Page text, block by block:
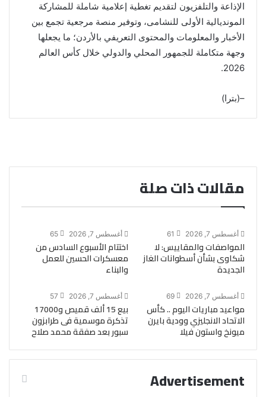
الإذاعة والتلفزيون لتقديم تغطية إعلامية شاملة للمشاركة
المونديالية الأولى للنشامى، وتوفير منصة مرجعية تجمع بين
الأخبار والمعلومات والمحتوى التعريفي بالأردن؛ ما يجعلها
وجهة متكاملة للجمهور المحلي والدولي خلال كأس العالم
2026.
–(بترا)
مقالات ذات صلة
أغسطس 7, 2026 61
المواصفات والمقاييس: لا
شكاوى بشأن أسطوانات الغاز
الجديدة
أغسطس 7, 2026 65
اختتام الأسبوع السادس من
معسكرات الحسين للعمل
والبناء
أغسطس 7, 2026 69
مواعيد مباريات اليوم .. كأس
الاتحاد الانجليزي وودية بايرن
ميونخ واستون فيلا
أغسطس 7, 2026 57
بيع 15 ألف قميص و17000
تذكرة موسمية فى طرابزون
سبور بعد صفقة محمد صلاح
Advertisement